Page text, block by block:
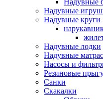
Надувные
Надувные
Надувные круги
Надувные лодки
Надувные
Насосы и
Резиновые
Санки
Скакалки